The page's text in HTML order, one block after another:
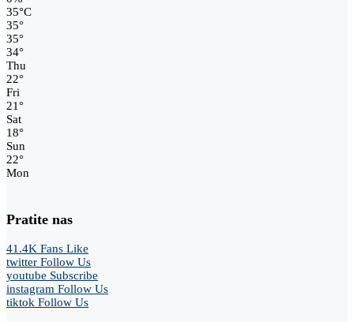
35°C
35°
35°
34°
Thu
22°
Fri
21°
Sat
18°
Sun
22°
Mon
Pratite nas
41.4K Fans Like
twitter Follow Us
youtube Subscribe
instagram Follow Us
tiktok Follow Us